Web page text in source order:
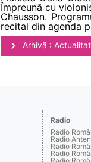
Împreună cu
Chausson.
recital din agenda
Arhivă :
Radio
Radio
Radio
Radio
Radio